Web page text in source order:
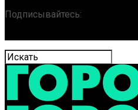
Подписывайтесь: